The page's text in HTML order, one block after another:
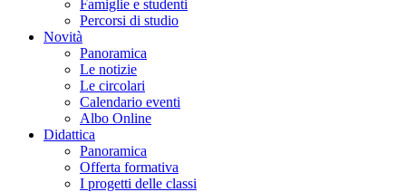
Famiglie e studenti
Percorsi di studio
Novità
Panoramica
Le notizie
Le circolari
Calendario eventi
Albo Online
Didattica
Panoramica
Offerta formativa
I progetti delle classi